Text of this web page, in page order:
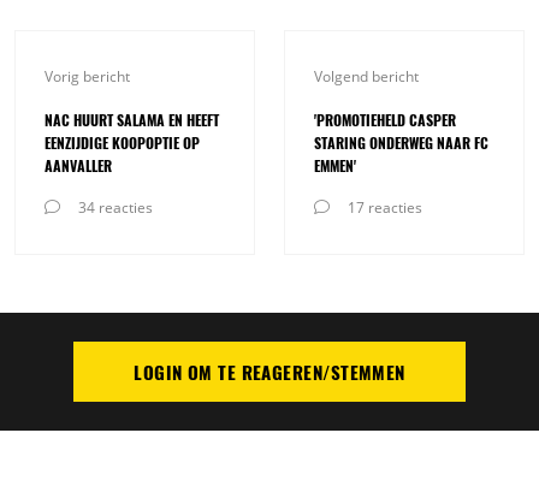
Vorig bericht
NAC HUURT SALAMA EN HEEFT
EENZIJDIGE KOOPOPTIE OP
AANVALLER
34 reacties
Volgend bericht
'PROMOTIEHELD CASPER
STARING ONDERWEG NAAR FC
EMMEN'
17 reacties
PLAATS REACTIELOGIN OM TE REAGEREN/STEMMEN